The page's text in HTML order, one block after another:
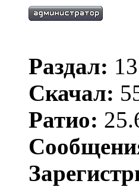
Раздал:
Скачал:
Ратио: